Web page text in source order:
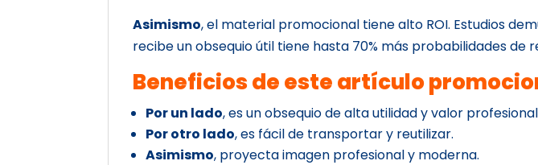
Asimismo, el material promocional tiene alto ROI. Estudios
recibe un obsequio útil tiene hasta 70% más probabilidades de
Beneficios de este artículo
Por un lado, es un obsequio de alta utilidad y valor
Por otro lado, es fácil de transportar y reutilizar.
Asimismo, proyecta imagen profesional y moderna.